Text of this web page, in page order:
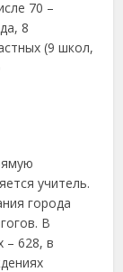
70 –
8
(9 школ,
учитель.
города
В
– 628, в